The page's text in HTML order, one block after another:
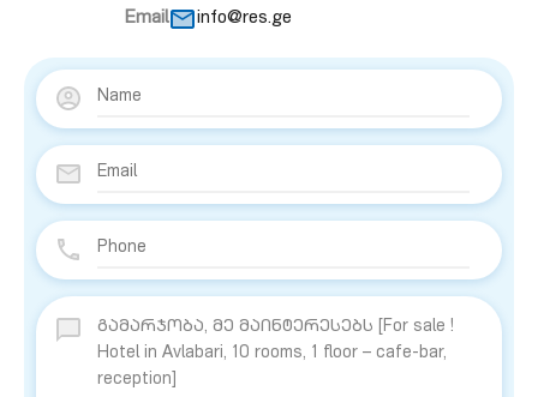
Email info@res.ge